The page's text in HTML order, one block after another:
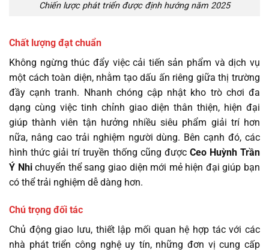
Chiến lược phát triển được định hướng năm 2025
Chất lượng đạt chuẩn
Không ngừng thúc đẩy việc cải tiến sản phẩm và dịch vụ
một cách toàn diện, nhằm tạo dấu ấn riêng giữa thị trường
đầy cạnh tranh. Nhanh chóng cập nhật kho trò chơi đa
dạng cùng việc tinh chỉnh giao diện thân thiện, hiện đại
giúp thành viên tận hưởng nhiều siêu phẩm giải trí hơn
nữa, nâng cao trải nghiệm người dùng. Bên cạnh đó, các
hình thức giải trí truyền thống cũng được Ceo Huỳnh Trần
Ý Nhichuyển thể sang giao diện mới mẻ hiện đại giúp bạn
có thể trải nghiệm dễ dàng hơn.
Chú trọng đối tác
Chủ động giao lưu, thiết lập mối quan hệ hợp tác với các
nhà phát triển công nghệ uy tín, những đơn vị cung cấp